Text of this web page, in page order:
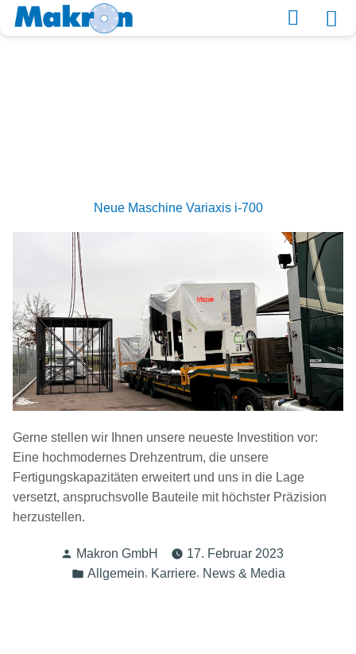
Neue Maschine Variaxis i-700
Gerne stellen wir Ihnen unsere neueste Investition vor:
Eine hochmodernes Drehzentrum, die unsere
Fertigungskapazitäten erweitert und uns in die Lage
versetzt, anspruchsvolle Bauteile mit höchster Präzision
herzustellen.
Makron GmbH
17. Februar 2023
Allgemein, Karriere, News & Media